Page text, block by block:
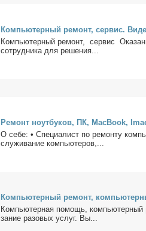
Ком­пью­тер­ный ре­монт, сер­вис.
Ком­пью­тер­ный ре­монт, сер­вис
со­труд­ни­ка для ре­ше­ния...
Ре­монт но­ут­бу­ков, ПК, MacBook,
О се­бе: • Спе­ци­а­лист по ре­мон­ту
слу­жи­ва­ние ком­пью­те­ров,...
Ком­пью­тер­ный ре­монт,
Ком­пью­тер­ная по­мощь,
за­ние ра­зо­вых услуг. Вы...